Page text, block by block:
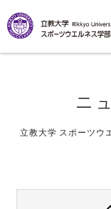
ニ
立教大学 スポーツウ